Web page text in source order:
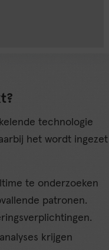
technologie
het wordt ingezet
te onderzoeken
patronen.
krijgen